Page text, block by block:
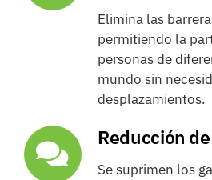
Elimina las
permitiendo la
personas de
mundo sin
desplazamientos.
Reducción
Se suprimen los